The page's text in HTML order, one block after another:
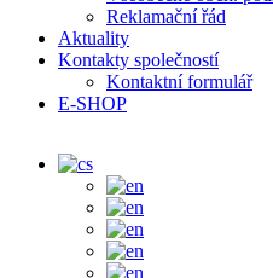
Reklamační řád
Aktuality
Kontakty společností
Kontaktní formulář
E-SHOP